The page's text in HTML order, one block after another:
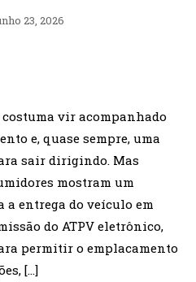
23, 2026
vir acompanhado
e, quase sempre, uma
sair dirigindo. Mas
mostram um
a entrega do veículo em
do ATPV eletrônico,
permitir o emplacamento
[…]